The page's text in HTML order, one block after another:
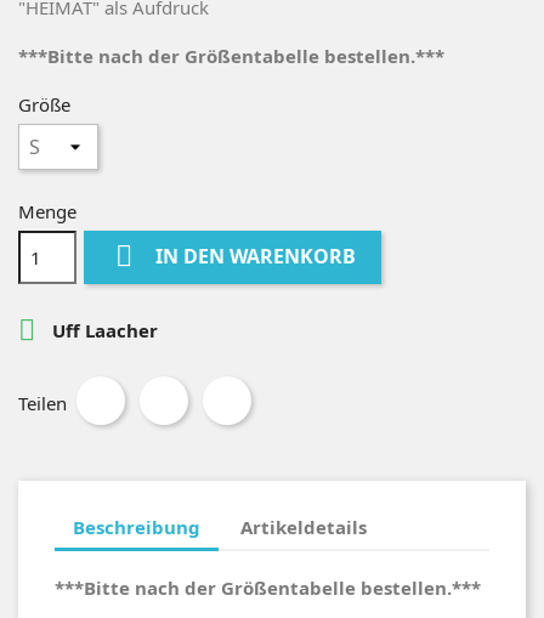
"HEIMAT" als Aufdruck
***Bitte nach der Größentabelle bestellen.***
Größe
Menge
 IN DEN WARENKORB
 Uff Laacher
Teilen
Beschreibung Artikeldetails
***Bitte nach der Größentabelle bestellen.***